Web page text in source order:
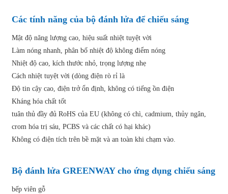
Các tính năng của bộ đánh lửa để chiếu sáng
Mật độ năng lượng cao, hiệu suất nhiệt tuyệt vời
Làm nóng nhanh, phân bố nhiệt độ không điểm nóng
Nhiệt độ cao, kích thước nhỏ, trọng lượng nhẹ
Cách nhiệt tuyệt vời (dòng điện rò rỉ là
Độ tin cậy cao, điện trở ổn định, không có tiếng ồn điện
Kháng hóa chất tốt
tuân thủ đầy đủ RoHS của EU (không có chì, cadmium, thủy ngân,
crom hóa trị sáu, PCBS và các chất có hại khác)
Không có điện tích trên bề mặt và an toàn khi chạm vào.
Bộ đánh lửa GREENWAY cho ứng dụng chiếu sáng
bếp viên gỗ